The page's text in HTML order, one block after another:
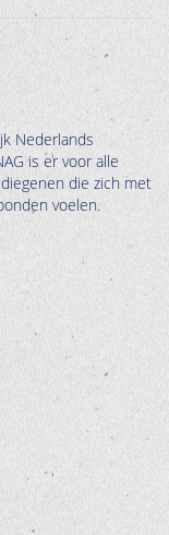
Nederlands
is er voor alle
die zich met
voelen.